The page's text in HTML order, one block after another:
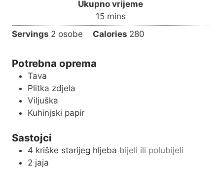
t
e
s
n
u
t
Ukupno vrijeme
15m
i
n
mins
Servings 2 osobe Calories 280
Potrebna oprema
Tava
Plitka zdjela
Viljuška
Kuhinjski papir
Sastojci
4 kriške starijeg hljeba bijeli ili polubijeli
2 jaja